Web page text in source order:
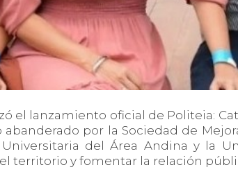
el lanzamiento oficial de Politeia:
por la Sociedad de
del Área Andina y la
territorio y fomentar la relación